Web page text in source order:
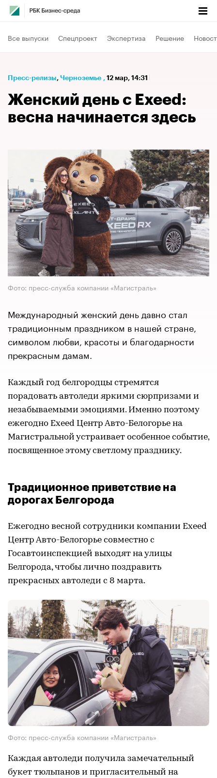
Все выпуски Спецпроект Экспертиза Решение
Пресс-релизы⁠, Черноземье , 12 мар, 14:31
Женский день с Exeed:
весна начинается здесь
Фото: пресс-служба компании «Магистраль»
Международный женский день давно стал
традиционным праздником в нашей стране,
символом любви, красоты и благодарности
прекрасным дамам.
Каждый год белгородцы стремятся
порадовать автоледи яркими сюрпризами и
незабываемыми эмоциями. Именно поэтому
ежегодно Exeed Центр Авто-Белогорье на
Магистральной устраивает особенное событие,
посвященное этому светлому празднику.
Традиционное приветствие на
дорогах Белгорода
Ежегодно весной сотрудники компании Exeed
Центр Авто-Белогорье совместно с
Госавтоинспекцией выходят на улицы
Белгорода, чтобы лично поздравить
прекрасных автоледи с 8 марта.
Фото: пресс-служба компании «Магистраль»
Каждая автоледи получила замечательный
букет тюльпанов и пригласительный на